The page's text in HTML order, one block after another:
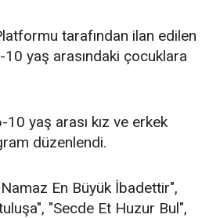
tarafından ilan edilen
10 yaş arasındaki çocuklara
yaş arası kız ve erkek
düzenlendi.
En Büyük İbadettir",
"Secde Et Huzur Bul",